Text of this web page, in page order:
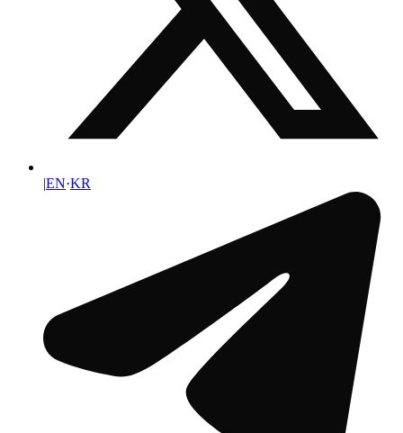
|EN·KR